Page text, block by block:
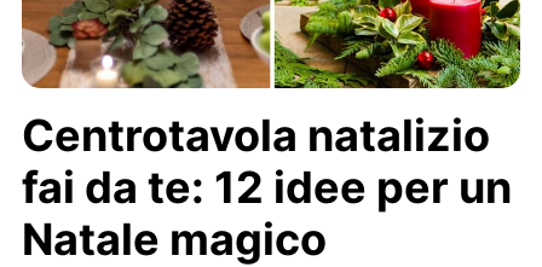
Centrotavola natalizio
fai da te: 12 idee per un
Natale magico